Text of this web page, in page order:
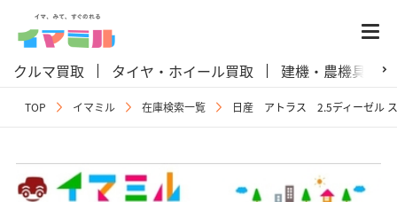
クルマ買取 タイヤ・ホイール買取 建機・農機具買取
TOP イマミル 在庫検索一覧 日産 アトラス 2.5ディーゼル ス